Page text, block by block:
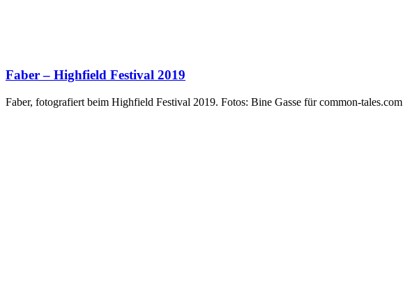
Faber – Highfield Festival 2019
Faber, fotografiert beim Highfield Festival 2019. Fotos: Bine Gasse für common-tales.com